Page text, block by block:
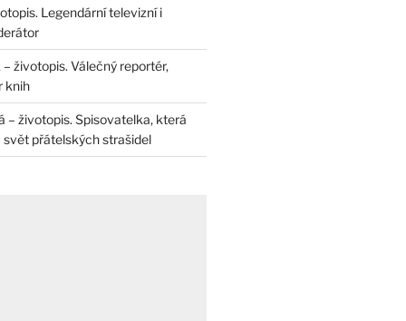
Legendární televizní i
životopis. Válečný reportér,
knih
– životopis. Spisovatelka, která
přátelských strašidel